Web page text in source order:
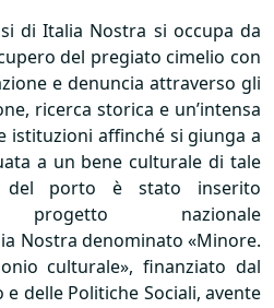
di Italia Nostra si occupa da
del pregiato cimelio con
e denuncia attraverso gli
ricerca storica e un’intensa
istituzioni affinché si giunga a
a un bene culturale di tale
porto è stato inserito
progetto nazionale
Nostra denominato «Minore.
culturale», finanziato dal
delle Politiche Sociali, avente